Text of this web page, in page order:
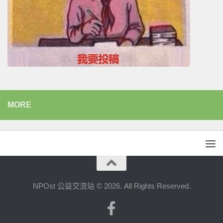
MORE
NPOst 公益交流站 © 2026. All Rights Reserved.